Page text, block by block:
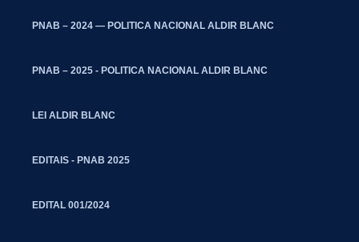
PNAB – 2024 — POLITICA NACIONAL ALDIR BLANC
PNAB – 2025 - POLITICA NACIONAL ALDIR BLANC
LEI ALDIR BLANC
EDITAIS - PNAB 2025
EDITAL 001/2024